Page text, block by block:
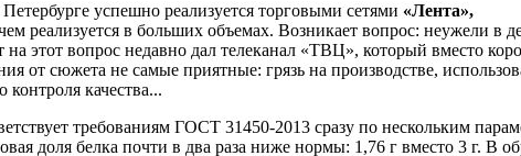
успешно реализуется торговыми сетями «Лента»,
реализуется в больших объемах. Возникает вопрос: неужели в
этот вопрос недавно дал телеканал «ТВЦ», который вместо
от сюжета не самые приятные: грязь на производстве,
качества...
требованиям ГОСТ 31450-2013 сразу по нескольким
доля белка почти в два раза ниже нормы: 1,76 г вместо 3 г. В